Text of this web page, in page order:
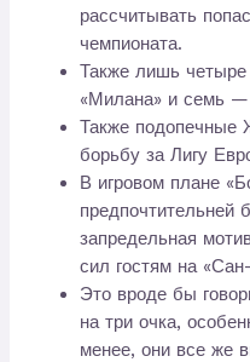
рассчитывать
чемпионата.
Также лишь четыре
«Милана» и семь
Также
борьбу за Лигу
В игровом плане
предпочтительней
запредельная
сил гостям на
Это вроде бы
на три очка,
менее, они все же